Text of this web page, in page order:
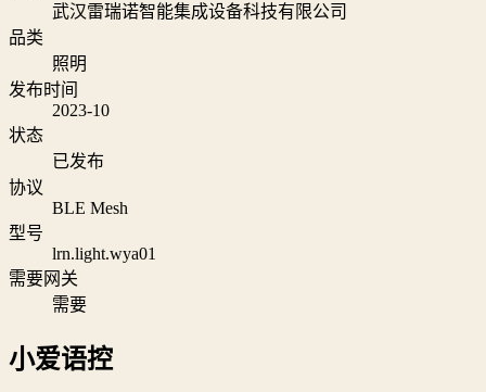
武汉雷瑞诺智能集成设备科技有限公司
品类
照明
发布时间
2023-10
状态
已发布
协议
BLE Mesh
型号
lrn.light.wya01
需要网关
需要
小爱语控